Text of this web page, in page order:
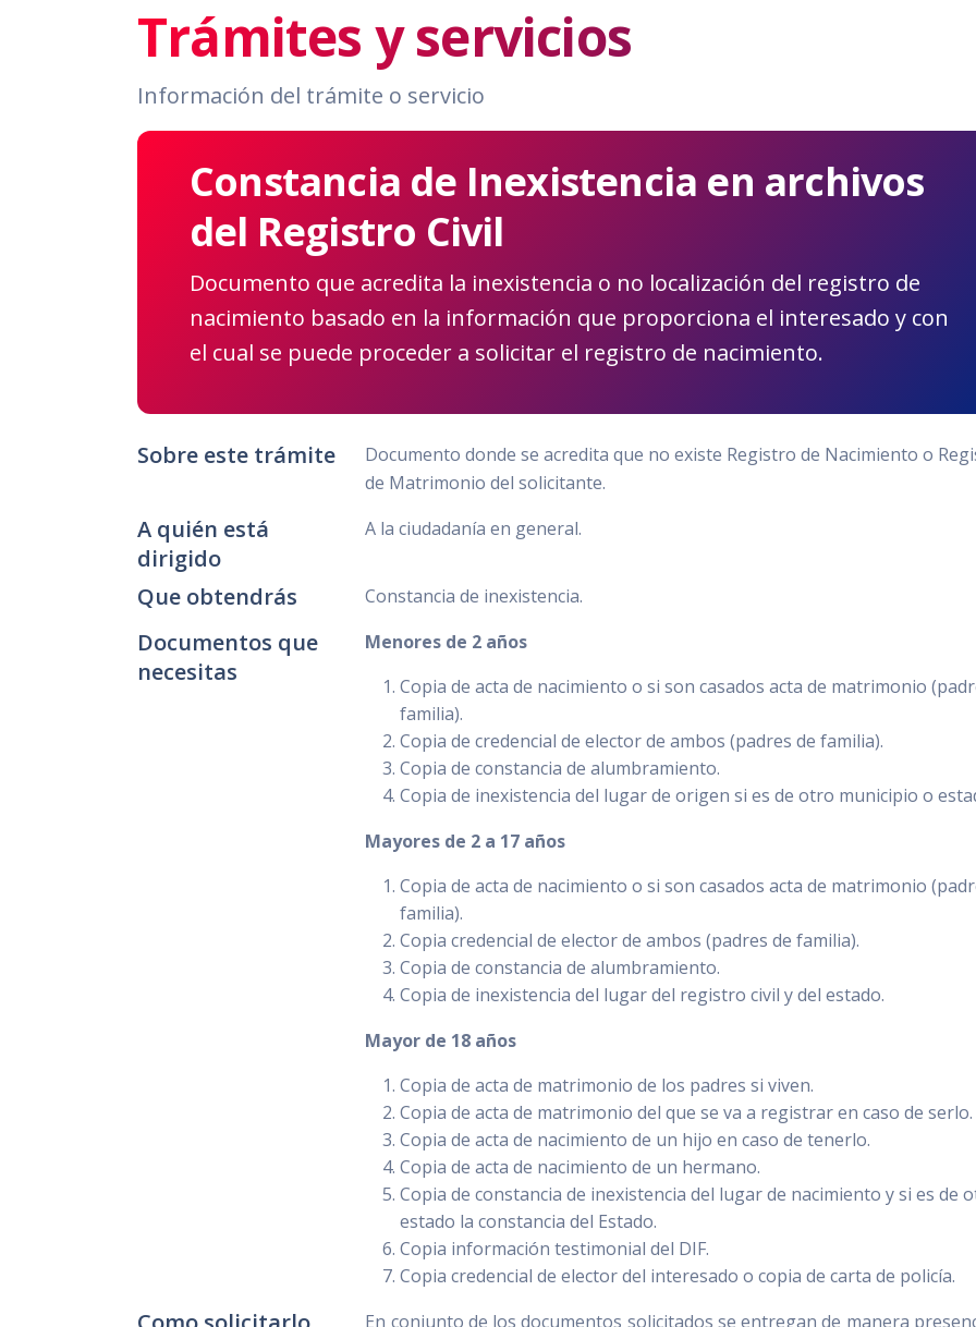
Trámites y servicios
Información del trámite o servicio
Constancia de Inexistencia en archivos
del Registro Civil
Documento que acredita la inexistencia o no localización del registro de
nacimiento basado en la información que proporciona el interesado y con
el cual se puede proceder a solicitar el registro de nacimiento.
Sobre este trámite
Documento donde se acredita que no existe Registro de Nacimiento o
de Matrimonio del solicitante.
A quién está
dirigido
A la ciudadanía en general.
Que obtendrás Constancia de inexistencia.
Documentos que
necesitas
Menores de 2 años
Copia de acta de nacimiento o si son casados acta de matrimonio
familia).
Copia de credencial de elector de ambos (padres de familia).
Copia de constancia de alumbramiento.
Copia de inexistencia del lugar de origen si es de otro municipio o
Mayores de 2 a 17 años
Copia de acta de nacimiento o si son casados acta de matrimonio
familia).
Copia credencial de elector de ambos (padres de familia).
Copia de constancia de alumbramiento.
Copia de inexistencia del lugar del registro civil y del estado.
Mayor de 18 años
Copia de acta de matrimonio de los padres si viven.
Copia de acta de matrimonio del que se va a registrar en caso de serlo.
Copia de acta de nacimiento de un hijo en caso de tenerlo.
Copia de acta de nacimiento de un hermano.
Copia de constancia de inexistencia del lugar de nacimiento y si es de
estado la constancia del Estado.
Copia información testimonial del DIF.
Copia credencial de elector del interesado o copia de carta de policía.
En conjunto de los documentos solicitados se entregan de manera